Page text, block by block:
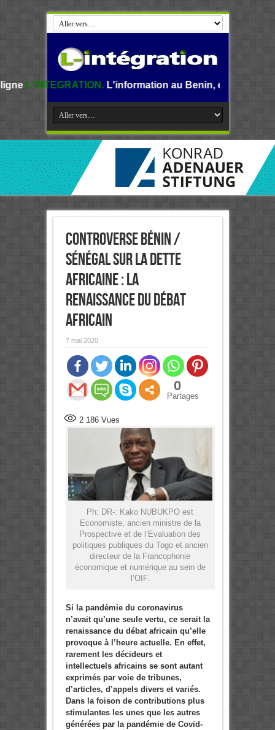
L'information au Benin, en Afrique et dans le monde.
Controverse Bénin /
Sénégal sur la dette
africaine : La
renaissance du débat
africain
7 mai 2020
0
Partages
2 186Vues
Ph: DR-: Kako NUBUKPO est
Economiste, ancien ministre de la
Prospective et de l’Evaluation des
politiques publiques du Togo et ancien
directeur de la Francophonie
économique et numérique au sein de
l’OIF.
Si la pandémie du coronavirus
n’avait qu’une seule vertu, ce serait la
renaissance du débat africain qu’elle
provoque à l’heure actuelle. En effet,
rarement les décideurs et
intellectuels africains se sont autant
exprimés par voie de tribunes,
d’articles, d’appels divers et variés.
Dans la foison de contributions plus
stimulantes les unes que les autres
générées par la pandémie de Covid-